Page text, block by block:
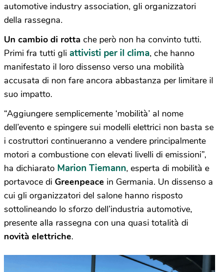
automotive industry association, gli organizzatori
della rassegna.
Un cambio di rotta che però non ha convinto tutti.
Primi fra tutti gli attivisti per il clima, che hanno
manifestato il loro dissenso verso una mobilità
accusata di non fare ancora abbastanza per limitare il
suo impatto.
“Aggiungere semplicemente ‘mobilità’ al nome
dell’evento e spingere sui modelli elettrici non basta se
i costruttori continueranno a vendere principalmente
motori a combustione con elevati livelli di emissioni”,
ha dichiarato Marion Tiemann, esperta di mobilità e
portavoce di Greenpeace in Germania. Un dissenso a
cui gli organizzatori del salone hanno risposto
sottolineando lo sforzo dell’industria automotive,
presente alla rassegna con una quasi totalità di
novità elettriche.